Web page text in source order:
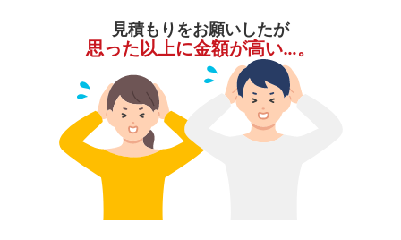
見積もりをお願いしたが
思った以上に金額が高い…。